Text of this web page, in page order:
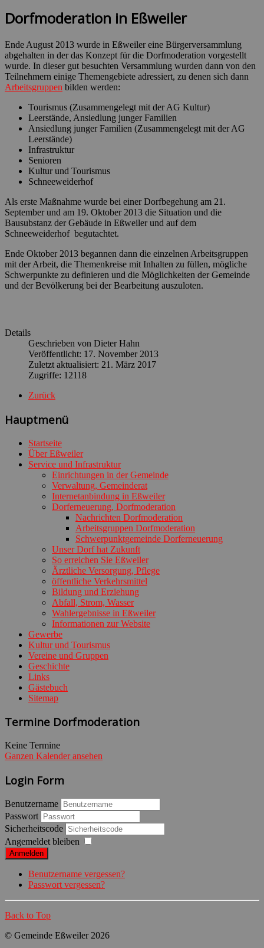
Dorfmoderation in Eßweiler
Ende August 2013 wurde in Eßweiler eine Bürgerversammlung
abgehalten in der das Konzept für die Dorfmoderation vorgestellt
wurde. In dieser gut besuchten Versammlung wurden dann von den
Teilnehmern einige Themengebiete adressiert, zu denen sich dann
Arbeitsgruppen bilden werden:
Tourismus (Zusammengelegt mit der AG Kultur)
Leerstände, Ansiedlung junger Familien
Ansiedlung junger Familien (Zusammengelegt mit der AG
Leerstände)
Infrastruktur
Senioren
Kultur und Tourismus
Schneeweiderhof
Als erste Maßnahme wurde bei einer Dorfbegehung am 21.
September und am 19. Oktober 2013 die Situation und die
Bausubstanz der Gebäude in Eßweiler und auf dem
Schneeweiderhof begutachtet.
Ende Oktober 2013 begannen dann die einzelnen Arbeitsgruppen
mit der Arbeit, die Themenkreise mit Inhalten zu füllen, mögliche
Schwerpunkte zu definieren und die Möglichkeiten der Gemeinde
und der Bevölkerung bei der Bearbeitung auszuloten.
Details
Geschrieben von Dieter Hahn
Veröffentlicht: 17. November 2013
Zuletzt aktualisiert: 21. März 2017
Zugriffe: 12118
Zurück
Hauptmenü
Startseite
Über Eßweiler
Service und Infrastruktur
Einrichtungen in der Gemeinde
Verwaltung, Gemeinderat
Internetanbindung in Eßweiler
Dorferneuerung, Dorfmoderation
Nachrichten Dorfmoderation
Arbeitsgruppen Dorfmoderation
Schwerpunktgemeinde Dorferneuerung
Unser Dorf hat Zukunft
So erreichen Sie Eßweiler
Ärztliche Versorgung, Pflege
öffentliche Verkehrsmittel
Bildung und Erziehung
Abfall, Strom, Wasser
Wahlergebnisse in Eßweiler
Informationen zur Website
Gewerbe
Kultur und Tourismus
Vereine und Gruppen
Geschichte
Links
Gästebuch
Sitemap
Termine Dorfmoderation
Keine Termine
Ganzen Kalender ansehen
Login Form
Benutzername
Passwort
Sicherheitscode
Angemeldet bleiben
Anmelden
Benutzername vergessen?
Passwort vergessen?
Back to Top
© Gemeinde Eßweiler 2026